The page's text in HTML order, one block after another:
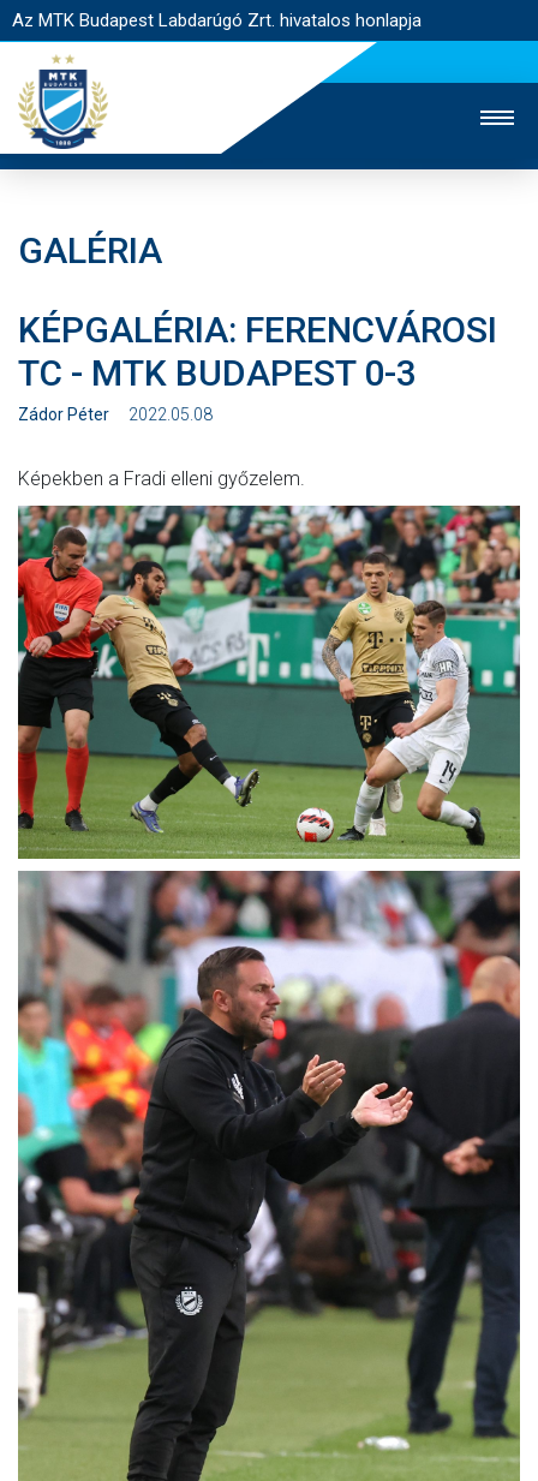
Az MTK Budapest Labdarúgó Zrt. hivatalos honlapja
JEGYÉRTÉKESÍTÉS
WEBSHOP
STADION
EGYESÜLET
KAPCSOLAT
HÍREK
CSAPATOK
MÉRKŐZÉSEK
KLUB
GALÉRIA
SZURKOLÓI ÉLMÉNYEK
AKKREDITÁCIÓ
GALÉRIA
KÉPGALÉRIA: FERENCVÁROSI
TC - MTK BUDAPEST 0-3
Zádor Péter 2022.05.08
Képekben a Fradi elleni győzelem.